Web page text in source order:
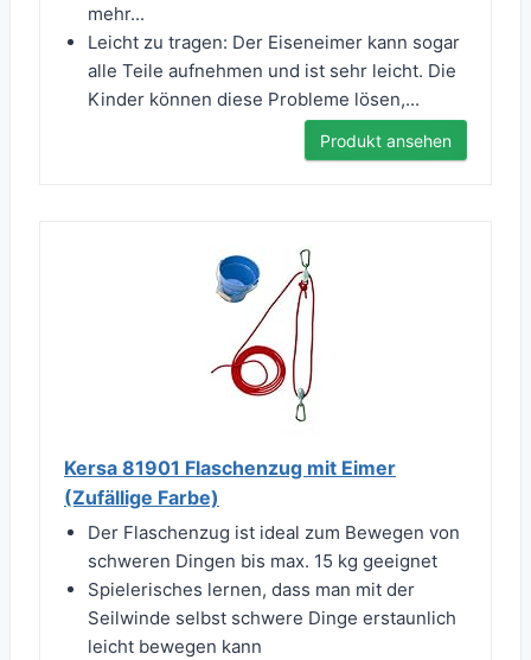
mehr...
Leicht zu tragen: Der Eiseneimer kann sogar
alle Teile aufnehmen und ist sehr leicht. Die
Kinder können diese Probleme lösen,...
Produkt ansehen
Kersa 81901 Flaschenzug mit Eimer
(Zufällige Farbe)
Der Flaschenzug ist ideal zum Bewegen von
schweren Dingen bis max. 15 kg geeignet
Spielerisches lernen, dass man mit der
Seilwinde selbst schwere Dinge erstaunlich
leicht bewegen kann